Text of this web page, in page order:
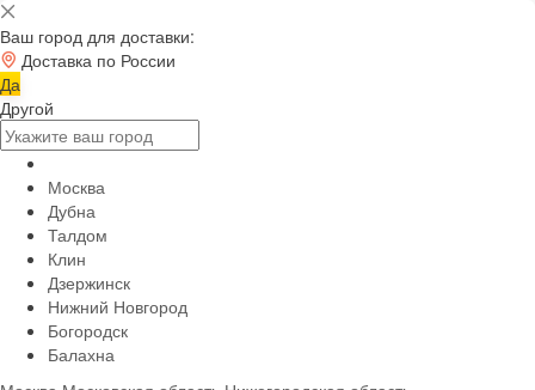
Ваш город для доставки:
Доставка по России
Да
Другой
Москва
Дубна
Талдом
Клин
Дзержинск
Нижний Новгород
Богородск
Балахна